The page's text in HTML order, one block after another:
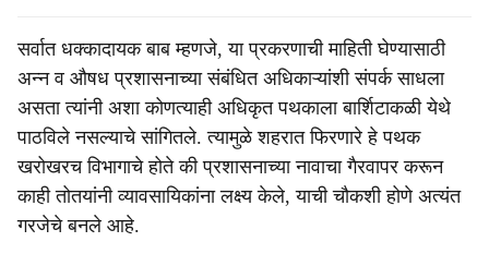
सर्वात धक्कादायक बाब म्हणजे, या प्रकरणाची माहिती घेण्यासाठी
अन्न व औषध प्रशासनाच्या संबंधित अधिकाऱ्यांशी संपर्क साधला
असता त्यांनी अशा कोणत्याही अधिकृत पथकाला बार्शिटाकळी येथे
पाठविले नसल्याचे सांगितले. त्यामुळे शहरात फिरणारे हे पथक
खरोखरच विभागाचे होते की प्रशासनाच्या नावाचा गैरवापर करून
काही तोतयांनी व्यावसायिकांना लक्ष्य केले, याची चौकशी होणे अत्यंत
गरजेचे बनले आहे.